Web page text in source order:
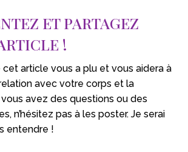
ET PARTAGEZ
!
cet article vous a plu et vous aidera à
avec votre corps et la
vous avez des questions ou des
n’hésitez pas à les poster. Je serai
entendre !